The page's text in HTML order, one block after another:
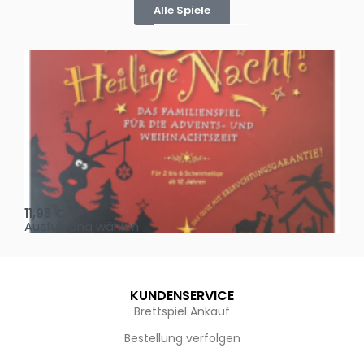
Alle Spiele
Oh, heilige Nacht!
11,95
Ausführung wählen
KUNDENSERVICE
Brettspiel Ankauf
Bestellung verfolgen